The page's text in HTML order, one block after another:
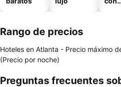
Rango de precios
Hoteles en Atlanta - Precio máximo
(Precio por noche)
Preguntas frecuentes